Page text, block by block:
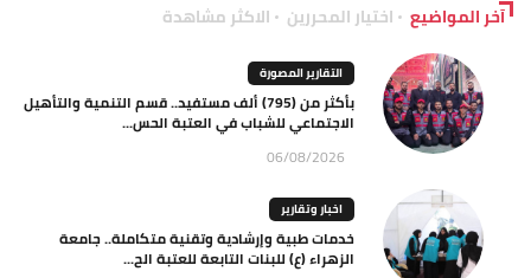
آخر المواضيع اختيار المحررين الاكثر مشاهدة
التقارير المصورة
بأكثر من (795) ألف مستفيد.. قسم التنمية والتأهيل
الاجتماعي للشباب في العتبة الحس...
06/08/2026
اخبار وتقارير
خدمات طبية وإرشادية وتقنية متكاملة.. جامعة
الزهراء (ع) للبنات التابعة للعتبة الح...